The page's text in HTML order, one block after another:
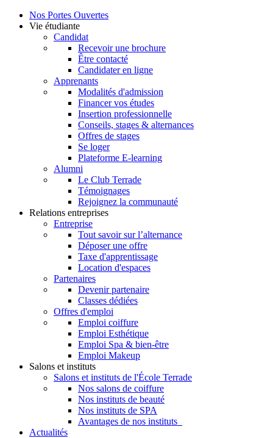
Nos Portes Ouvertes
Vie étudiante
Candidat
Recevoir une brochure
Être contacté
Candidater en ligne
Apprenants
Modalités d'admission
Financer vos études
Insertion professionnelle
Conseils, stages & alternances
Offres de stages
Se loger
Plateforme E-learning
Alumni
Le Club Terrade
Témoignages
Rejoignez la communauté
Relations entreprises
Entreprise
Tout savoir sur l’alternance
Déposer une offre
Taxe d'apprentissage
Location d'espaces
Partenaires
Devenir partenaire
Classes dédiées
Offres d'emploi
Emploi coiffure
Emploi Esthétique
Emploi Spa & bien-être
Emploi Makeup
Salons et instituts
Salons et instituts de l'École Terrade
Nos salons de coiffure
Nos instituts de beauté
Nos instituts de SPA
Avantages de nos instituts
Actualités